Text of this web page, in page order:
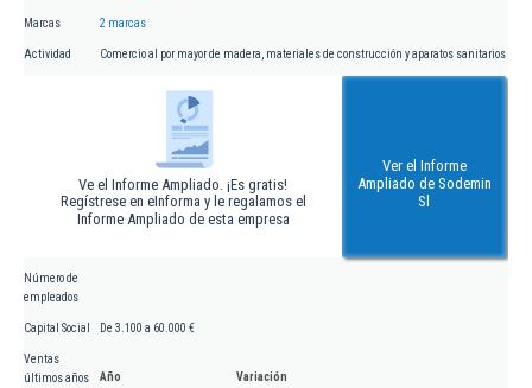
Marcas 2 marcas
Actividad Comercio al por mayor de madera, materiales de construcción y aparatos sanitarios
Ve el Informe Ampliado. ¡Es gratis!
Regístrese en eInforma y le regalamos el
Informe Ampliado de esta empresa
Ver el Informe
Ampliado de Sodemin
Sl
Número de
empleados
Capital Social De 3.100 a 60.000 €
Ventas
últimos años
Año
Variación